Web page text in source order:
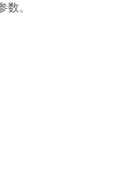
。